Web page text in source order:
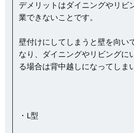
デメリットはダイニングやリビ
業できないことです。
壁付けにしてしまうと壁を向い
なり、ダイニングやリビングに
る場合は背中越しになってしま
・L型